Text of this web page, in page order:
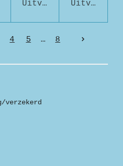
Uitverkocht
4 5 8
verzekerd